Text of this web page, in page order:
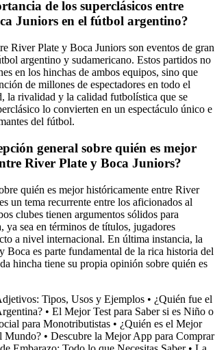
de los superclásicos entre
Juniors en el fútbol argentino?
River Plate y Boca Juniors son eventos de gran
argentino y sudamericano. Estos partidos no
en los hinchas de ambos equipos, sino que
de millones de espectadores en todo el
la rivalidad y la calidad futbolística que se
lo convierten en un espectáculo único e
del fútbol.
general sobre quién es mejor
River Plate y Boca Juniors?
quién es mejor históricamente entre River
un tema recurrente entre los aficionados al
clubes tienen argumentos sólidos para
ya sea en términos de títulos, jugadores
a nivel internacional. En última instancia, la
Boca es parte fundamental de la rica historia del
hincha tiene su propia opinión sobre quién es
Tipos, Usos y Ejemplos • ¿Quién fue el
• El Mejor Test para Saber si es Niño o
para Monotributistas • ¿Quién es el Mejor
Mundo? • Descubre la Mejor App para Comprar